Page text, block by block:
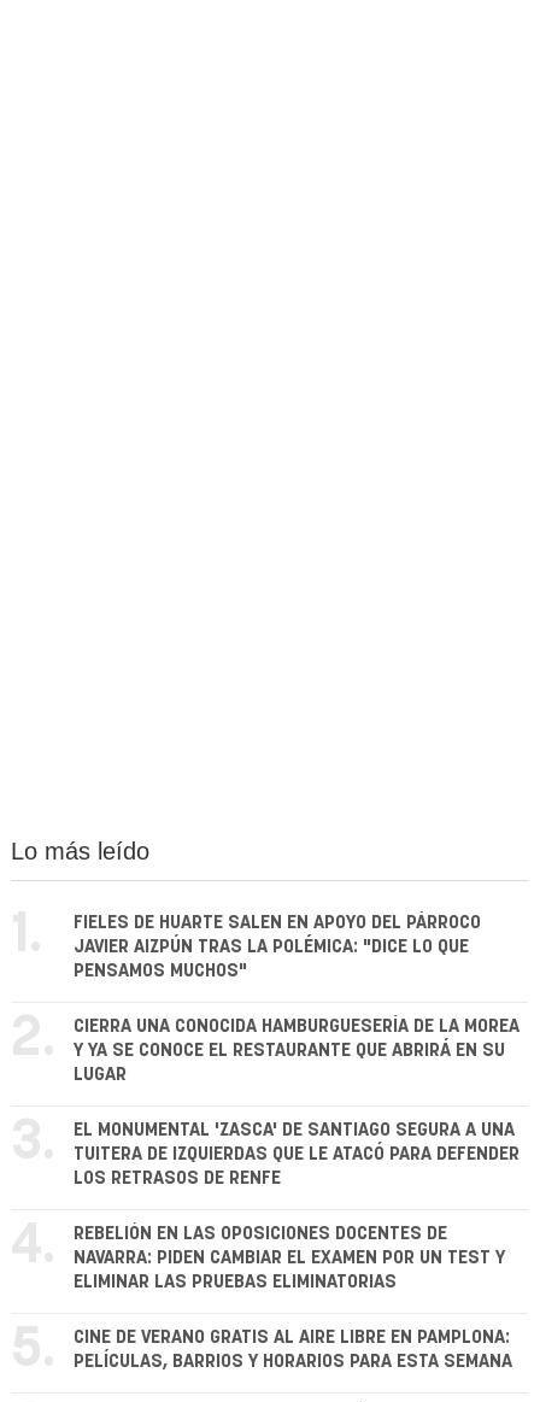
Lo más leído
1.
FIELES DE HUARTE SALEN EN APOYO DEL PÁRROCO
JAVIER AIZPÚN TRAS LA POLÉMICA: "DICE LO QUE
PENSAMOS MUCHOS"
2.
CIERRA UNA CONOCIDA HAMBURGUESERÍA DE LA MOREA
Y YA SE CONOCE EL RESTAURANTE QUE ABRIRÁ EN SU
LUGAR
3.
EL MONUMENTAL 'ZASCA' DE SANTIAGO SEGURA A UNA
TUITERA DE IZQUIERDAS QUE LE ATACÓ PARA DEFENDER
LOS RETRASOS DE RENFE
4.
REBELIÓN EN LAS OPOSICIONES DOCENTES DE
NAVARRA: PIDEN CAMBIAR EL EXAMEN POR UN TEST Y
ELIMINAR LAS PRUEBAS ELIMINATORIAS
5.
CINE DE VERANO GRATIS AL AIRE LIBRE EN PAMPLONA:
PELÍCULAS, BARRIOS Y HORARIOS PARA ESTA SEMANA